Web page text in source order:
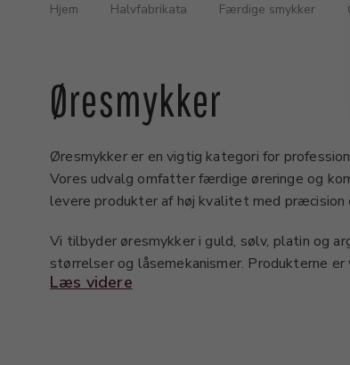
Hjem Halvfabrikata Færdige smykker
Øresmykker
Øresmykker er en vigtig kategori for
Vores udvalg omfatter færdige øreringe og
levere produkter af høj kvalitet med
Vi tilbyder øresmykker i guld, sølv, platin og
størrelser og låsemekanismer. Produkterne
som en del af videre bearbejdning i værkstedet.
Læs videre